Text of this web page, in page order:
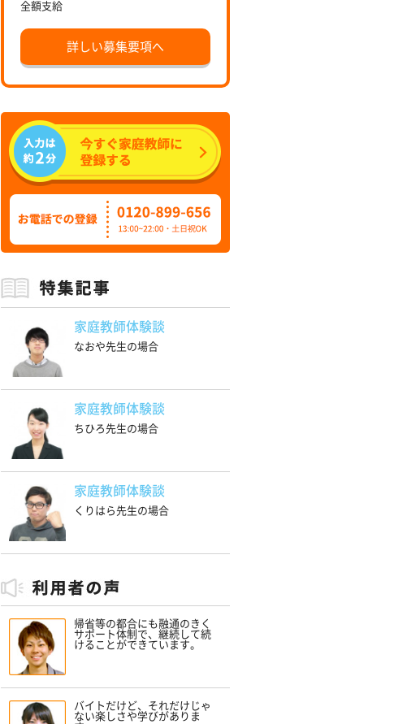
全額支給
詳しい募集要項へ
家庭教師体験談
なおや先生の場合
家庭教師体験談
ちひろ先生の場合
家庭教師体験談
くりはら先生の場合
帰省等の都合にも融通のきく
サポート体制で、継続して続
けることができています。
バイトだけど、それだけじゃ
ない楽しさや学びがありま